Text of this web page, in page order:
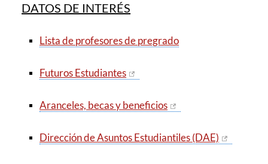
DATOS DE INTERÉS
Lista de profesores de pregrado
Futuros Estudiantes
Aranceles, becas y beneficios
Dirección de Asuntos Estudiantiles (DAE)